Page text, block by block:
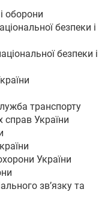
оборони
безпеки і
безпеки і
транспорту
справ України
України
зв’язку та